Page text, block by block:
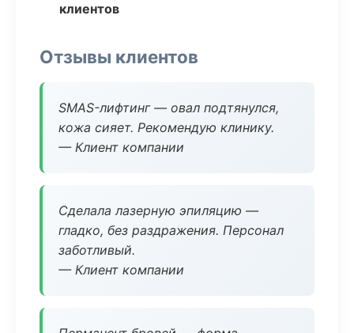
клиентов
Отзывы клиентов
SMAS-лифтинг — овал подтянулся,
кожа сияет. Рекомендую клинику.
— Клиент компании
Сделала лазерную эпиляцию —
гладко, без раздражения. Персонал
заботливый.
— Клиент компании